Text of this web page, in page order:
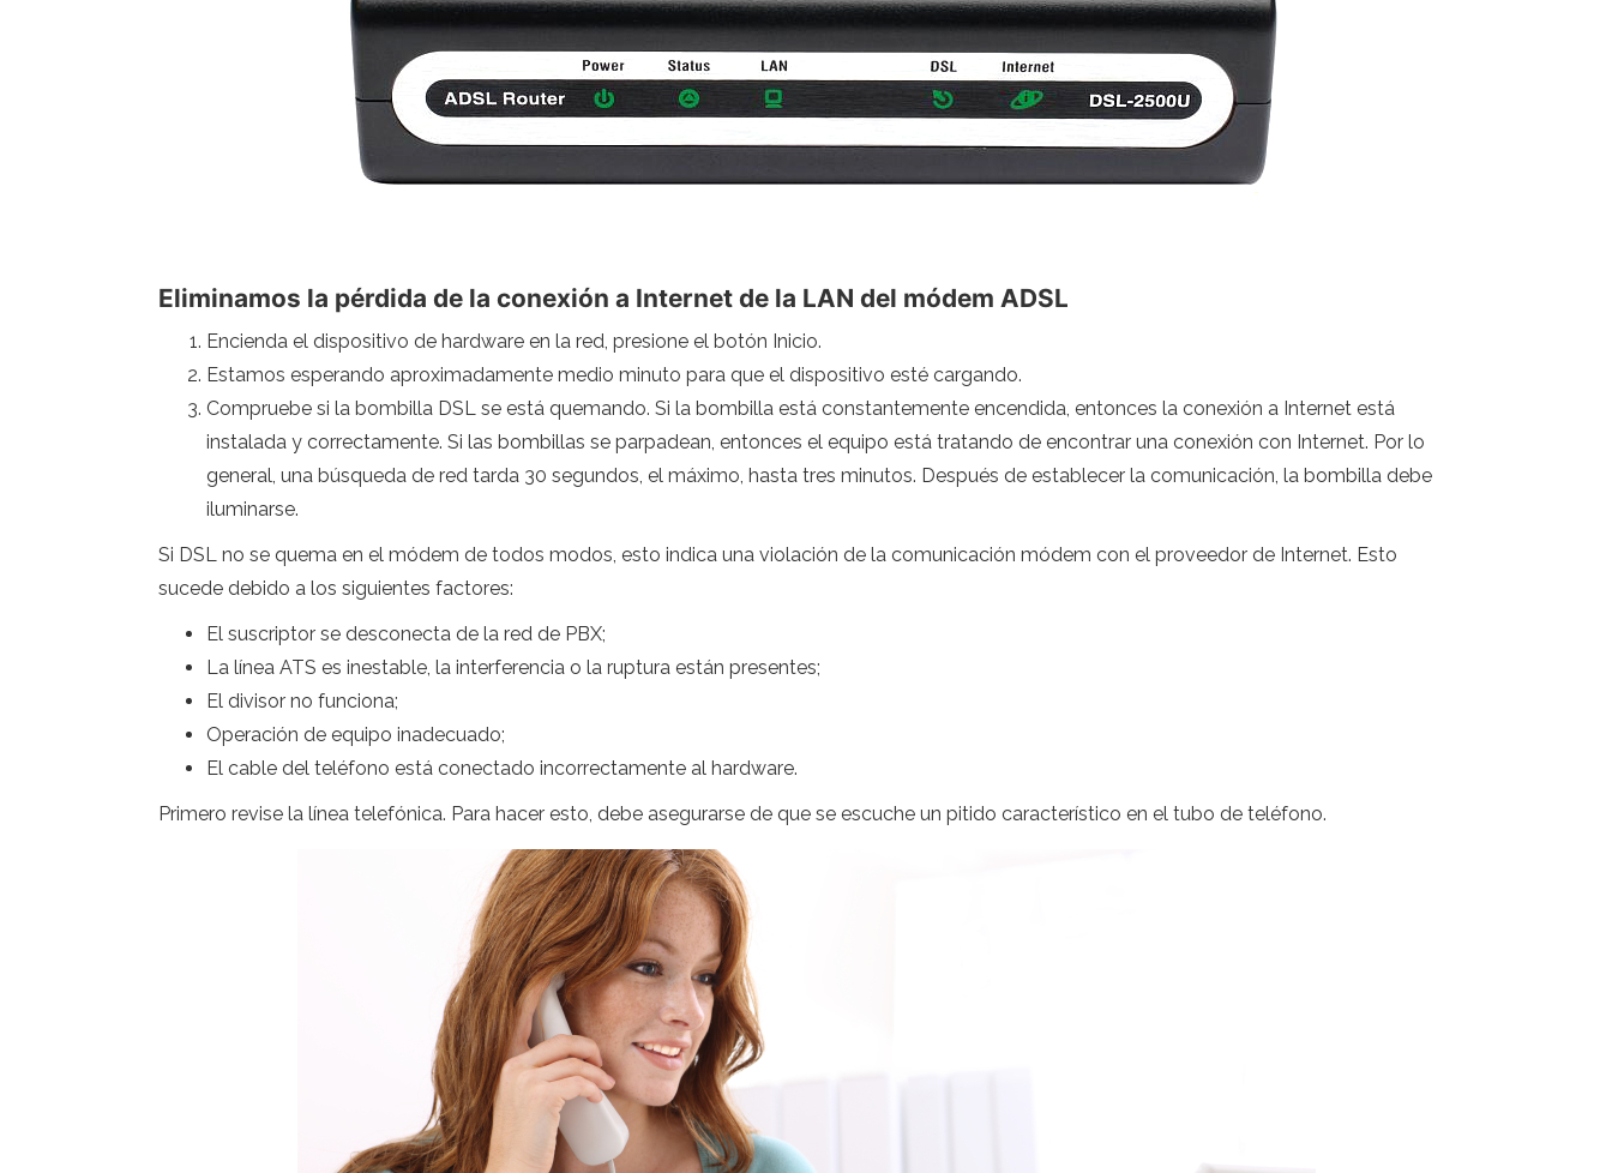
Eliminamos la pérdida de la conexión a Internet de la LAN del módem ADSL
Encienda el dispositivo de hardware en la red, presione el botón Inicio.
Estamos esperando aproximadamente medio minuto para que el dispositivo esté cargando.
Compruebe si la bombilla DSL se está quemando. Si la bombilla está constantemente encendida, entonces la conexión a Internet está
instalada y correctamente. Si las bombillas se parpadean, entonces el equipo está tratando de encontrar una conexión con Internet. Por lo
general, una búsqueda de red tarda 30 segundos, el máximo, hasta tres minutos. Después de establecer la comunicación, la bombilla debe
iluminarse.
Si DSL no se quema en el módem de todos modos, esto indica una violación de la comunicación módem con el proveedor de Internet. Esto
sucede debido a los siguientes factores:
El suscriptor se desconecta de la red de PBX;
La línea ATS es inestable, la interferencia o la ruptura están presentes;
El divisor no funciona;
Operación de equipo inadecuado;
El cable del teléfono está conectado incorrectamente al hardware.
Primero revise la línea telefónica. Para hacer esto, debe asegurarse de que se escuche un pitido característico en el tubo de teléfono.